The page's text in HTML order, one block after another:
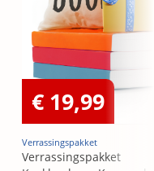
€ 19,99
Verrassingspakket
Verrassingspakket